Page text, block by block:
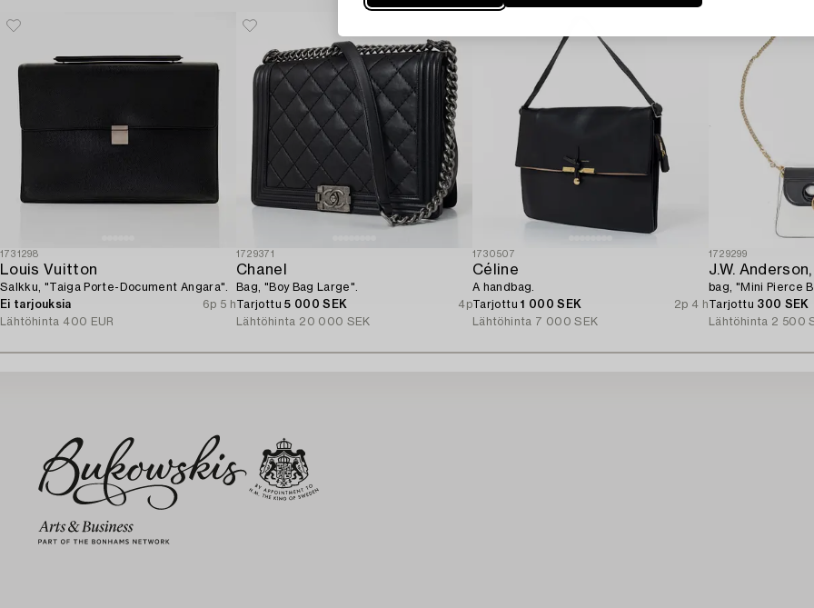
1731298
Louis Vuitton
Salkku, "Taiga Porte-Document Angara".
Ei tarjouksia
6p 5 h
Lähtöhinta 400 EUR
1729371
Chanel
Bag, "Boy Bag Large".
Tarjottu5 000 SEK
4p
Lähtöhinta 20 000 SEK
1730507
Céline
A handbag.
Tarjottu1 000 SEK
2p 4 h
Lähtöhinta 7 000 SEK
1729299
J.W. Anderson,
bag, "Mini Pierce
Tarjottu 300 SEK
Lähtöhinta 2 500